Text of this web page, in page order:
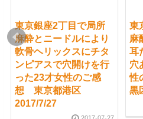
東京銀座2丁目で局所
麻酔とニードルにより
軟骨ヘリックスにチタ
ンピアスで穴開けを行
った23才女性のご感
想 東京都港区
2017/7/27
東
麻
耳
穴
性
黒